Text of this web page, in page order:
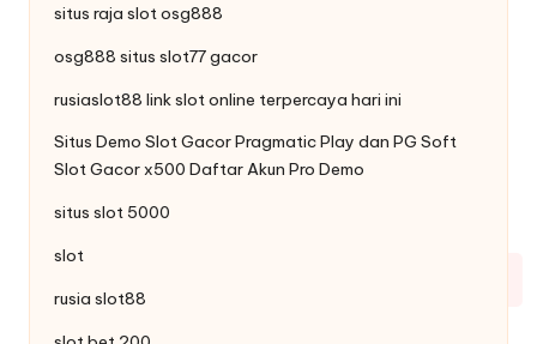
situs raja slotosg888
osg888 situs slot77gacor
rusiaslot88 linkslotonline terpercaya hari ini
Situs Demo Slot GacorPragmatic Play dan PG Soft
Slot Gacor x500 Daftar Akun Pro Demo
situs slot 5000
slot
rusia slot88